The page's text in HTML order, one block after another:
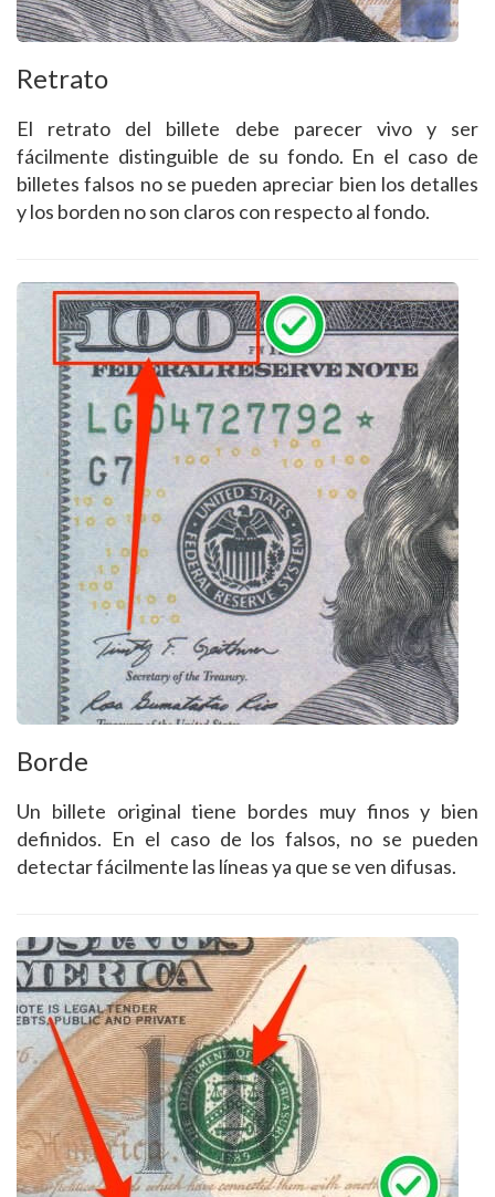
Retrato
El retrato del billete debe parecer vivo y ser
fácilmente distinguible de su fondo. En el caso de
billetes falsos no se pueden apreciar bien los detalles
y los borden no son claros con respecto al fondo.
Borde
Un billete original tiene bordes muy finos y bien
definidos. En el caso de los falsos, no se pueden
detectar fácilmente las líneas ya que se ven difusas.